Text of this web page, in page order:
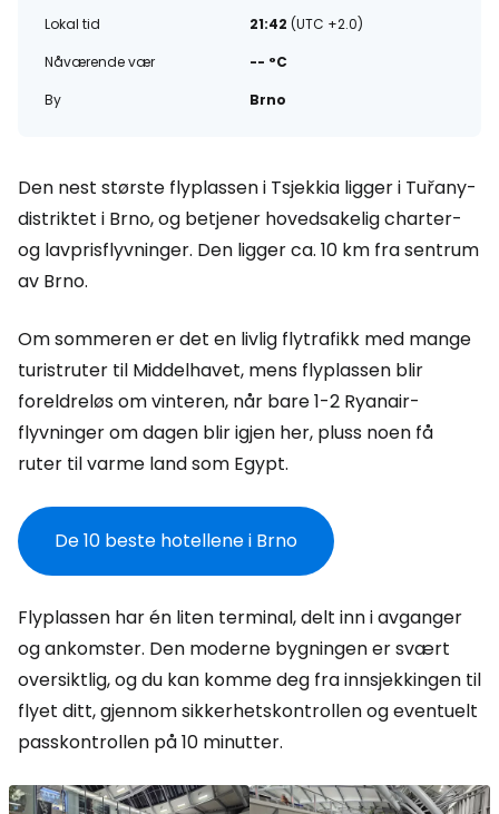
Lokal tid
21:42 (UTC +2.0)
Nåværende vær
-- °C
By
Brno
Den nest største flyplassen i Tsjekkia ligger i Tuřany-
distriktet i Brno, og betjener hovedsakelig charter-
og lavprisflyvninger. Den ligger ca. 10 km fra sentrum
av Brno.
Om sommeren er det en livlig flytrafikk med mange
turistruter til Middelhavet, mens flyplassen blir
foreldreløs om vinteren, når bare 1-2 Ryanair-
flyvninger om dagen blir igjen her, pluss noen få
ruter til varme land som Egypt.
De 10 beste hotellene i Brno
Flyplassen har én liten terminal, delt inn i avganger
og ankomster. Den moderne bygningen er svært
oversiktlig, og du kan komme deg fra innsjekkingen til
flyet ditt, gjennom sikkerhetskontrollen og eventuelt
passkontrollen på 10 minutter.